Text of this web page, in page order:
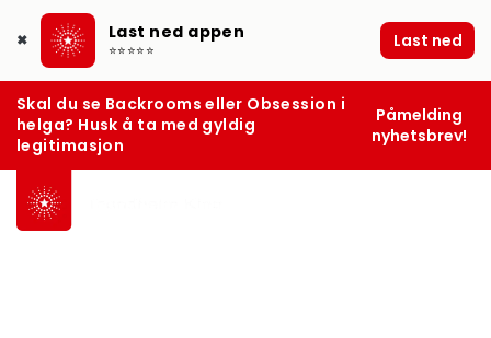
✖ Last ned appen
⭐⭐⭐⭐⭐ Last ned
Skal du se Backrooms eller Obsession i
helga? Husk å ta med gyldig
legitimasjon
Påmelding
nyhetsbrev!